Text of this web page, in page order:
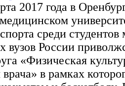
2017 года в
среди
вузов России
«Физическая
в рамках